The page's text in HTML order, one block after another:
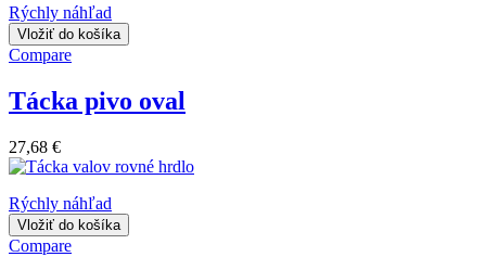
Rýchly náhľad
Vložiť do košíka
Compare
Tácka pivo oval
27,68 €
Rýchly náhľad
Vložiť do košíka
Compare